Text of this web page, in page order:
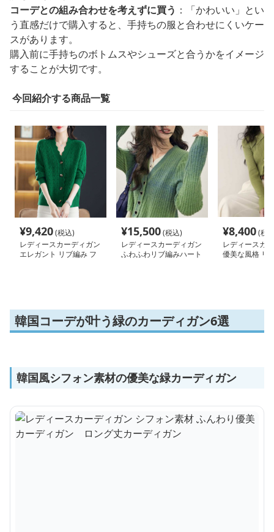
コーデとの組み合わせを考えずに買う ：「かわいい」とい
う直感だけで購入すると、手持ちの服と合わせにくいケー
スがあります。
購入前に手持ちのボトムスやシューズと合うかをイメージ
することが大切です。
今回紹介する商品一覧
¥9,420(税込)
レディースカーディガン
エレガント リブ編み フ
¥15,500(税込)
レディースカーディガン
ふわふわリブ編みハート
¥8,400(税
レディースカ
優美な風格 リ
韓国コーデが叶う緑のカーディガン6選
韓国風シフォン素材の優美な緑カーディガン